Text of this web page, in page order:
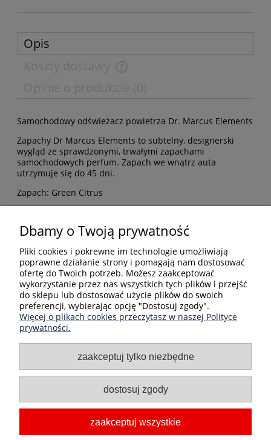
Opis
Samochodowy odświeżacz powietrza Dr. Marcus Elements
Zapachy Dr Marcus Elements to subtelny, designerski
wygląd ze sprawdzonymi, trwałymi zapachami
samochodowych perfum. Zapach we wnątrz auta
utrzymuje się do 45 dni.
Zapach: Green Citrus
Bezpieczne formy płatności
Informacje
Kategorie produktów
Moje konto
O nas
Dbamy o Twoją prywatność
Pliki cookies i pokrewne im technologie umożliwiają
poprawne działanie strony i pomagają nam dostosować
ofertę do Twoich potrzeb. Możesz zaakceptować
wykorzystanie przez nas wszystkich tych plików i przejść
do sklepu lub dostosować użycie plików do swoich
preferencji, wybierając opcję "Dostosuj zgody".
Więcej o plikach cookies przeczytasz w naszej Polityce
prywatności.
zaakceptuj tylko niezbędne
dostosuj zgody
zaakceptuj wszystkie